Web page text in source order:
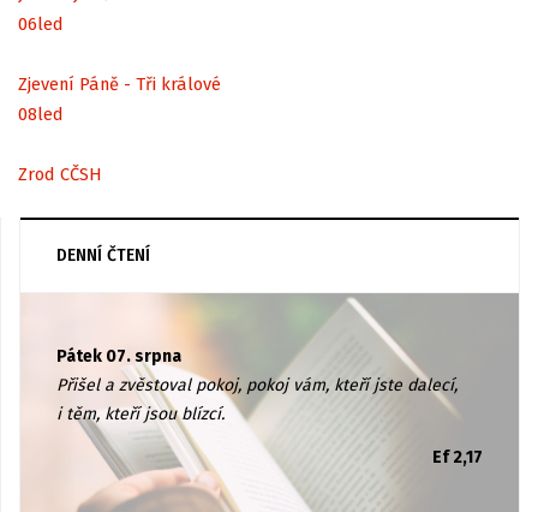
06led
Zjevení Páně - Tři králové
08led
Zrod CČSH
DENNÍ ČTENÍ
Pátek 07. srpna
Přišel a zvěstoval pokoj, pokoj vám, kteří jste dalecí,
i těm, kteří jsou blízcí.
Ef 2,17